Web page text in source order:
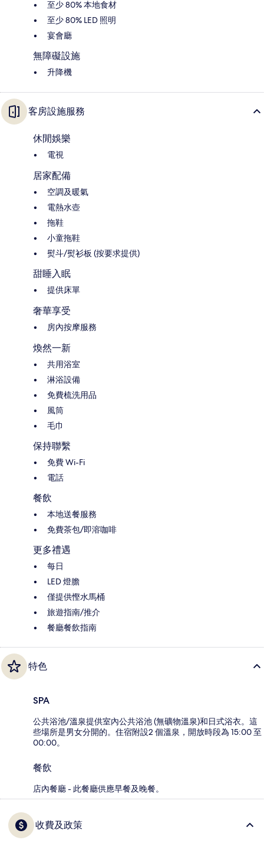
至少 80% 本地食材
至少 80% LED 照明
宴會廳
無障礙設施
升降機
客房設施服務
休閒娛樂
電視
居家配備
空調及暖氣
電熱水壺
拖鞋
小童拖鞋
熨斗/熨衫板 (按要求提供)
甜睡入眠
提供床單
奢華享受
房內按摩服務
煥然一新
共用浴室
淋浴設備
免費梳洗用品
風筒
毛巾
保持聯繫
免費 Wi-Fi
電話
餐飲
本地送餐服務
免費茶包/即溶咖啡
更多禮遇
每日
LED 燈膽
僅提供慳水馬桶
旅遊指南/推介
餐廳餐飲指南
特色
SPA
公共浴池/溫泉提供室內公共浴池 (無礦物溫泉)和日式浴衣。這
些場所是男女分開的。住宿附設2 個溫泉，開放時段為 15:00 至
00:00。
餐飲
店內餐廳 - 此餐廳供應早餐及晚餐。
收費及政策